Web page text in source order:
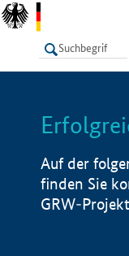
LISTE
Auf der
finden Sie
GRW-